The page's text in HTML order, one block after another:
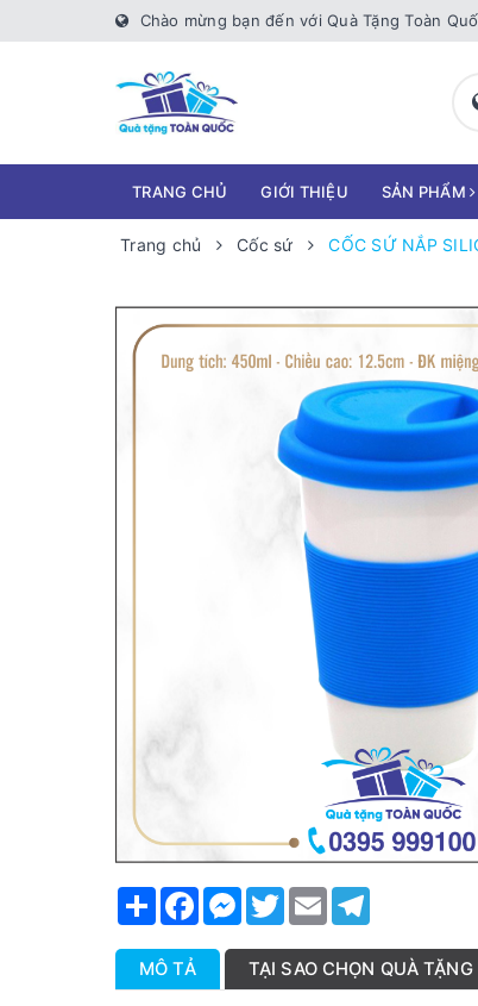
Chào mừng bạn đến với Quà Tặng Toàn
TRANG CHỦ GIỚI THIỆU SẢN PHẨM
Trang chủ Cốc sứ CỐC SỨ NẮP
Share FacebookMessenger
TwitterEmail
MÔ TẢ TẠI SAO CHỌN QUÀ TẶNG